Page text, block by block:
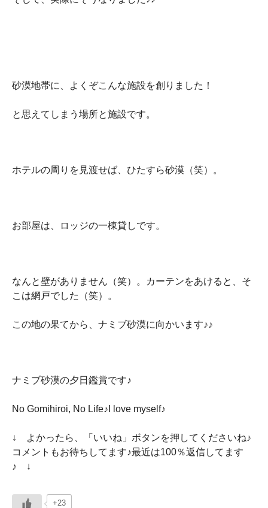
砂漠地帯に、よくぞこんな施設を創りました！
と思えてしまう場所と施設です。
ホテルの周りを見渡せば、ひたすら砂漠（笑）。
お部屋は、ロッジの一棟貸しです。
なんと壁がありません（笑）。カーテンをあけると、そ
こは網戸でした（笑）。
この地の果てから、ナミブ砂漠に向かいます♪♪
ナミブ砂漠の夕日鑑賞です♪
No Gomihiroi, No Life♪I love myself♪
↓ よかったら、「いいね」ボタンを押してくださいね♪
コメントもお待ちしてます♪最近は100％返信してます
♪ ↓
+23